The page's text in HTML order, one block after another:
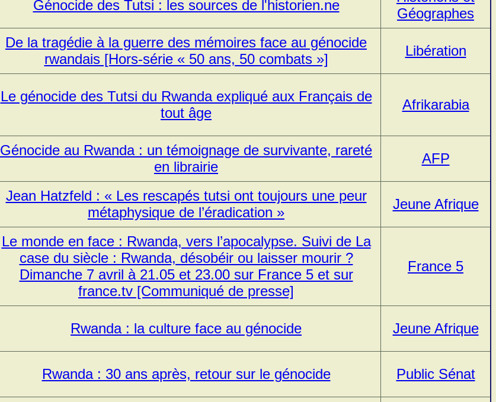
Génocide des Tutsi : les sources de l'historien.ne
Géographes
De la tragédie à la guerre des mémoires face au génocide
rwandais [Hors-série « 50 ans, 50 combats »]
Libération
Le génocide des Tutsi du Rwanda expliqué aux Français de
tout âge
Afrikarabia
Génocide au Rwanda : un témoignage de survivante, rareté
en librairie
AFP
Jean Hatzfeld : « Les rescapés tutsi ont toujours une peur
métaphysique de l’éradication »
Jeune Afrique
Le monde en face : Rwanda, vers l’apocalypse. Suivi de La
case du siècle : Rwanda, désobéir ou laisser mourir ?
Dimanche 7 avril à 21.05 et 23.00 sur France 5 et sur
france.tv [Communiqué de presse]
France 5
Rwanda : la culture face au génocide Jeune Afrique
Rwanda : 30 ans après, retour sur le génocide Public Sénat